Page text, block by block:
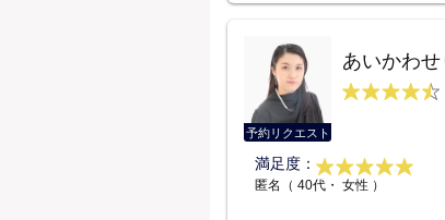
予約リクエスト
あいかわせ
満足度：
匿名（ 40代・ 女性 ）